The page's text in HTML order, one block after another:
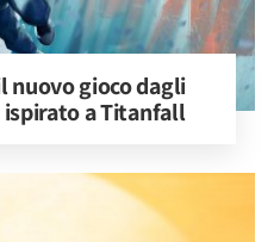
nuovo gioco dagli
a Titanfall